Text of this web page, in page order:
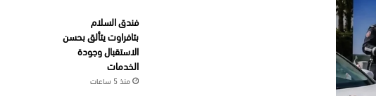
فندق السلام
بتافراوت يتألق بحسن
الاستقبال وجودة
الخدمات
منذ 5 ساعات